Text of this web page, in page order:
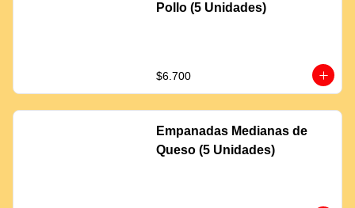
Pollo (5 Unidades)
$6.700
Empanadas Medianas de
Queso (5 Unidades)